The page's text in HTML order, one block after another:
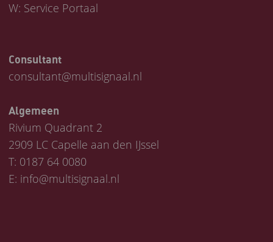
W: Service Portaal
Consultant
consultant@multisignaal.nl
Algemeen
Rivium Quadrant 2
2909 LC Capelle aan den IJssel
T: 0187 64 0080
E: info@multisignaal.nl